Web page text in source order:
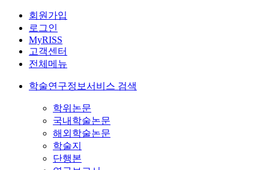
회원가입
로그인
MyRISS
고객센터
전체메뉴
학술연구정보서비스 검색
학위논문
국내학술논문
해외학술논문
학술지
단행본